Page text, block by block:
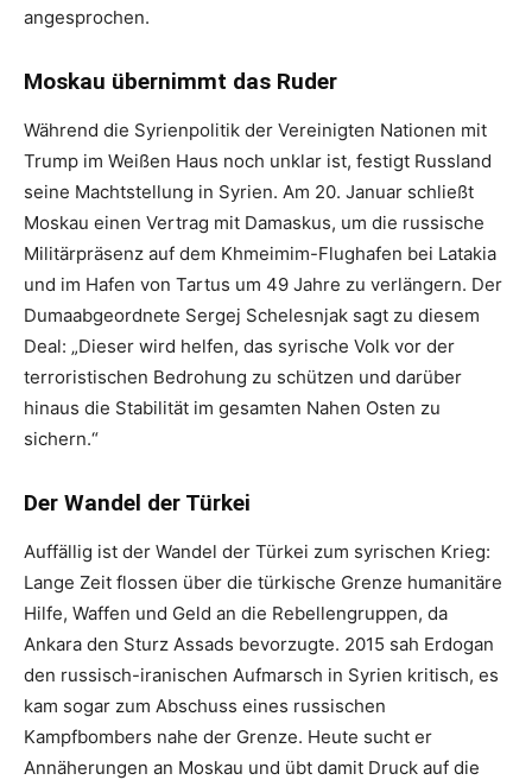
angesprochen.
Moskau übernimmt das Ruder
Während die Syrienpolitik der Vereinigten Nationen mit
Trump im Weißen Haus noch unklar ist, festigt Russland
seine Machtstellung in Syrien. Am 20. Januar schließt
Moskau einen Vertrag mit Damaskus, um die russische
Militärpräsenz auf dem Khmeimim-Flughafen bei Latakia
und im Hafen von Tartus um 49 Jahre zu verlängern. Der
Dumaabgeordnete Sergej Schelesnjak sagt zu diesem
Deal: „Dieser wird helfen, das syrische Volk vor der
terroristischen Bedrohung zu schützen und darüber
hinaus die Stabilität im gesamten Nahen Osten zu
sichern.“
Der Wandel der Türkei
Auffällig ist der Wandel der Türkei zum syrischen Krieg:
Lange Zeit flossen über die türkische Grenze humanitäre
Hilfe, Waffen und Geld an die Rebellengruppen, da
Ankara den Sturz Assads bevorzugte. 2015 sah Erdogan
den russisch-iranischen Aufmarsch in Syrien kritisch, es
kam sogar zum Abschuss eines russischen
Kampfbombers nahe der Grenze. Heute sucht er
Annäherungen an Moskau und übt damit Druck auf die